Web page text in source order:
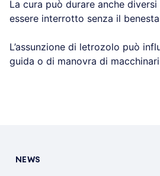
La cura può durare anche
essere interrotto senza il
L’assunzione di letrozolo può
guida o di manovra di
NEWS